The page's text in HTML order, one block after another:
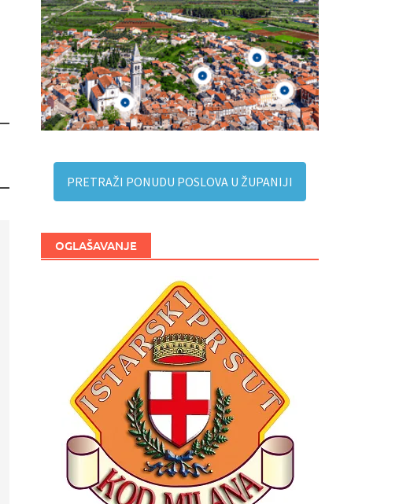
PRETRAŽI PONUDU POSLOVA U ŽUPANIJI
OGLAŠAVANJE